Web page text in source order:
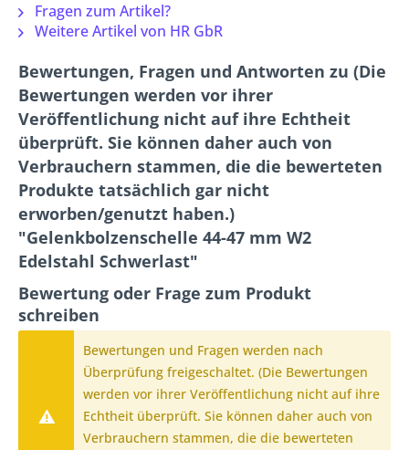
Fragen zum Artikel?
Weitere Artikel von HR GbR
Bewertungen, Fragen und Antworten zu (Die
Bewertungen werden vor ihrer
Veröffentlichung nicht auf ihre Echtheit
überprüft. Sie können daher auch von
Verbrauchern stammen, die die bewerteten
Produkte tatsächlich gar nicht
erworben/genutzt haben.)
"Gelenkbolzenschelle 44-47 mm W2
Edelstahl Schwerlast"
Bewertung oder Frage zum Produkt
schreiben
Bewertungen und Fragen werden nach
Überprüfung freigeschaltet. (Die Bewertungen
werden vor ihrer Veröffentlichung nicht auf ihre
Echtheit überprüft. Sie können daher auch von
Verbrauchern stammen, die die bewerteten